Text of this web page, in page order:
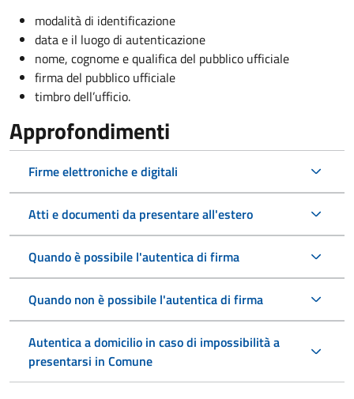
modalità di identificazione
data e il luogo di autenticazione
nome, cognome e qualifica del pubblico ufficiale
firma del pubblico ufficiale
timbro dell’ufficio.
Approfondimenti
Firme elettroniche e digitali
Atti e documenti da presentare all'estero
Quando è possibile l'autentica di firma
Quando non è possibile l'autentica di firma
Autentica a domicilio in caso di impossibilità a
presentarsi in Comune